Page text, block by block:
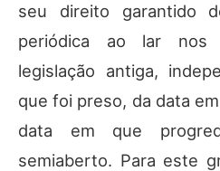
seu direito garantido
periódica ao lar nos
legislação antiga,
que foi preso, da data
data em que
semiaberto. Para este